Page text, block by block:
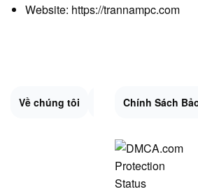
Website: https://trannampc.com
Về chúng tôi Liên Hệ Quy Định
Chính Sách Bảo